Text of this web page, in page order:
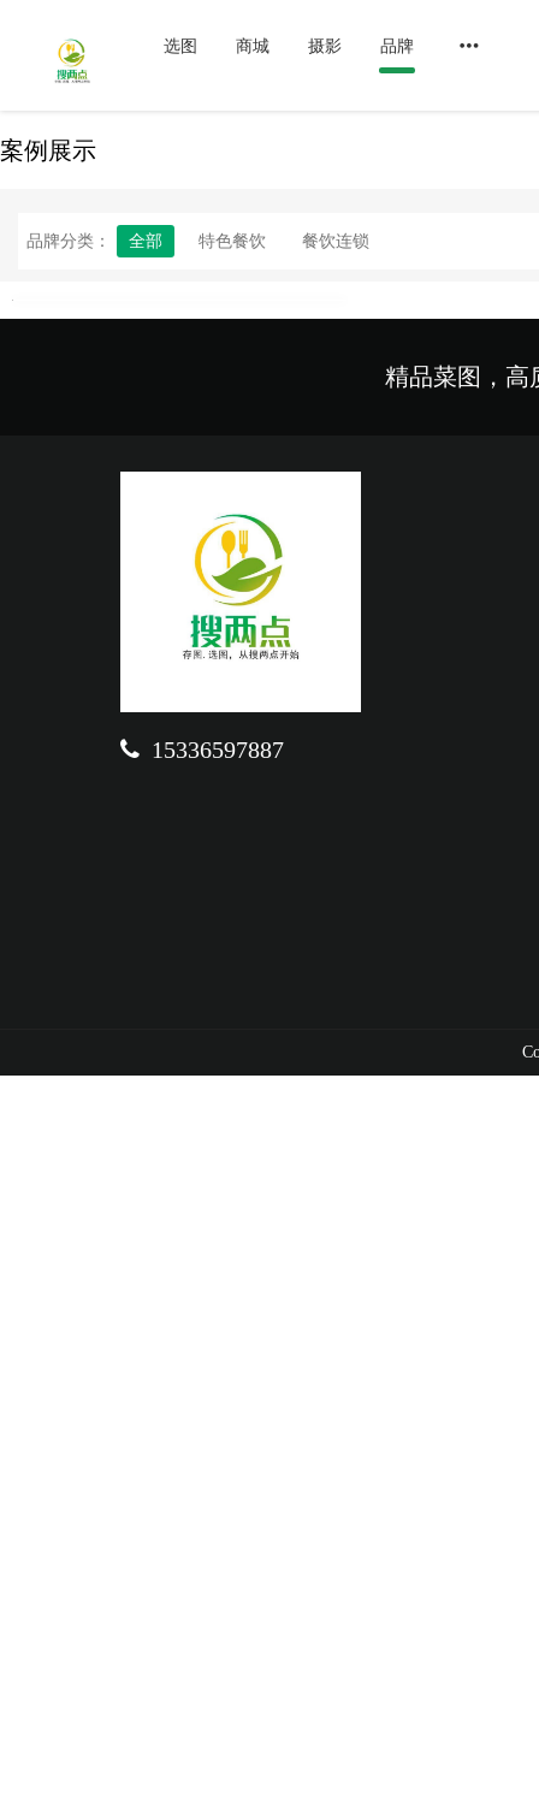
选图 商城 摄影 品牌
案例展示
品牌分类： 全部 特色餐饮 餐饮连锁
精品菜图，高
15336597887